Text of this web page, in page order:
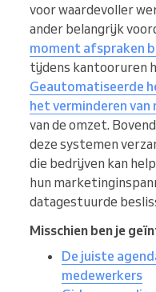
voor waardevoller
ander belangrijk
moment afspraken
tijdens kantooruren
Geautomatiseerde
het verminderen van
van de omzet.
deze systemen
die bedrijven kan
hun
datagestuurde
Misschien ben je
De juiste
medewerkers